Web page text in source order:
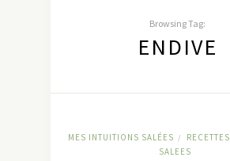
Browsing Tag:
ENDIVE
MES INTUITIONS SALÉES / RECETTES
SALEES